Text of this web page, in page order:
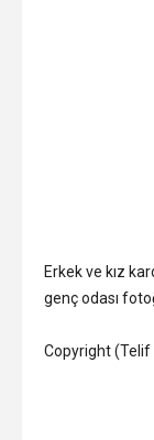
Erkek ve kız
genç odası
Copyright (Telif